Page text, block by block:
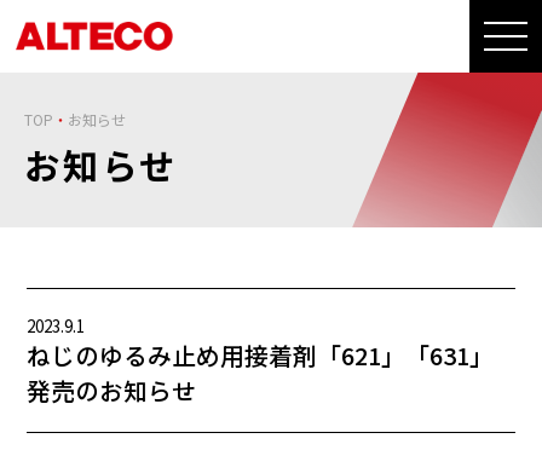
TOP お知らせ
お知らせ
2023.9.1
ねじのゆるみ止め用接着剤「621」「631」
発売のお知らせ